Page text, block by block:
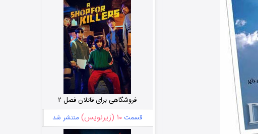
فروشگاهی برای قاتلان فصل ۲
قسمت۱۰ (زیرنویس) منتشر شد